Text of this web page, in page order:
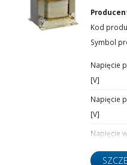
Moc znamionowa [VA]
Kod
Symbol
Napięcie
[V]
Napięcie
[V]
Napięcie